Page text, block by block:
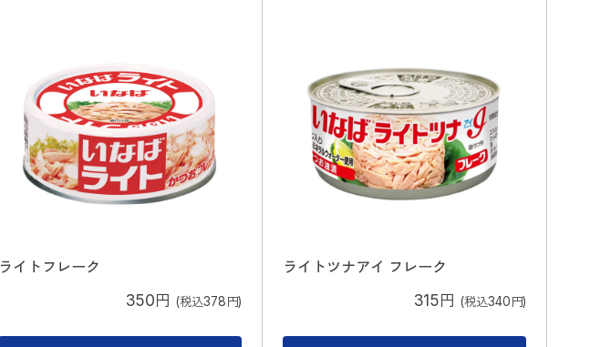
ライトフレーク
350円 (税込378円)
ライトツナアイ フレーク
315円 (税込340円)